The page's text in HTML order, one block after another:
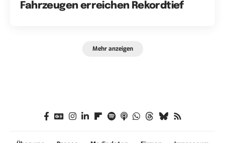
Fahrzeugen erreichen Rekordtief
Mehr anzeigen